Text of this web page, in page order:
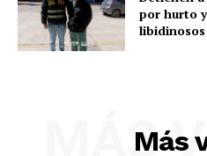
por hurto
libidinosos
Más
MÁS